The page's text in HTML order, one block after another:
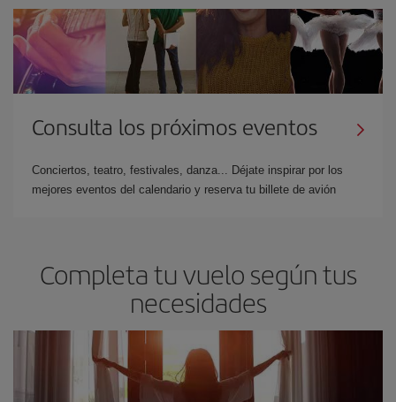
Consulta los próximos eventos
Conciertos, teatro, festivales, danza... Déjate inspirar por los
mejores eventos del calendario y reserva tu billete de avión
Completa tu vuelo según tus
necesidades